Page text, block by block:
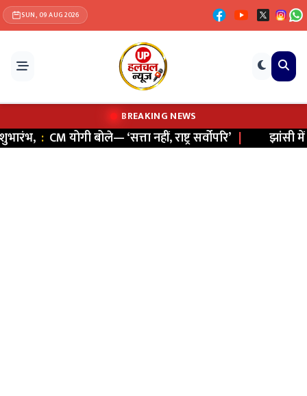
SUN, 09 AUG 2026
BREAKING NEWS
:CM योगी बोले— ‘सत्ता नहीं, राष्ट्र सर्वोपरि’ | झांसी में